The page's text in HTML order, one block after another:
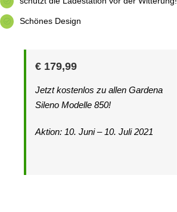
Schönes Design
€ 179,99
Jetzt kostenlos zu allen Gardena
Sileno Modelle 850!
Aktion: 10. Juni – 10. Juli 2021